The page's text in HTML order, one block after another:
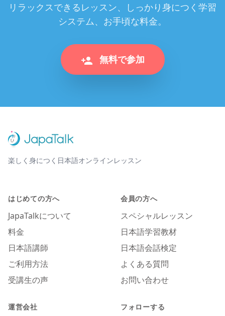
リラックスできるレッスン、しっかり身につく学習
システム、お手頃な料金。
無料で参加
楽しく身につく日本語オンラインレッスン
はじめての方へ
JapaTalkについて
料金
日本語講師
ご利用方法
受講生の声
会員の方へ
スペシャルレッスン
日本語学習教材
日本語会話検定
よくある質問
お問い合わせ
運営会社 フォローする